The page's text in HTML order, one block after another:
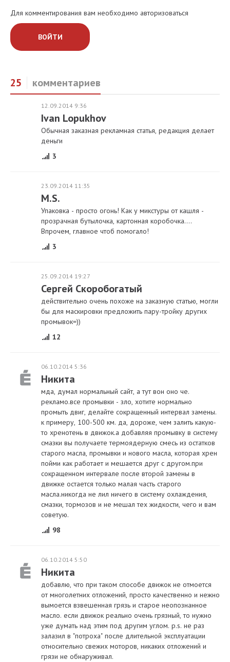
Для комментирования вам необходимо авторизоваться
ВОЙТИ
25 комментариев
12.09.2014 9:36
Ivan Lopukhov
Обычная заказная рекламная статья, редакция делает
деньги
3
23.09.2014 11:35
M.S.
Упаковка - просто огонь! Как у микстуры от кашля -
прозрачная бутылочка, картонная коробочка....
Впрочем, главное чтоб помогало!
3
25.09.2014 19:27
Сергей Скоробогатый
действительно очень похоже на заказную статью, могли
бы для маскировки предложить пару-тройку других
промывок=))
12
06.10.2014 5:36
Никита
мда, думал нормальный сайт, а тут вон оно че.
рекламо.все промывки - зло, хотите нормально
промыть двиг, делайте сокращенный интервал замены.
к примеру, 100-500 км. да, дороже, чем залить какую-
то хренотень в движок.а добавляя промывку в систему
смазки вы получаете термоядерную смесь из остатков
старого масла, промывки и нового масла, которая хрен
пойми как работает и мешается друг с другом.при
сокращенном интервале после второй замены в
движке остается только малая часть старого
масла.никогда не лил ничего в систему охлаждения,
смазки, тормозов и не мешал тех жидкости, чего и вам
советую.
98
06.10.2014 5:50
Никита
добавлю, что при таком способе движок не отмоется
от многолетних отложений, просто качественно и нежно
вымоется взвешенная грязь и старое неопознанное
масло. если движок реально очень грязный, то нужно
уже думать над этим под другим углом. p.s. не раз
залазил в "потроха" после длительной эксплуатации
относительно свежих моторов, никаких отложений и
грязи не обнаруживал.